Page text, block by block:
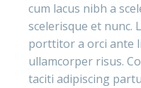
cum lacus nibh a
scelerisque et nunc.
porttitor a orci ante
ullamcorper risus.
taciti adipiscing